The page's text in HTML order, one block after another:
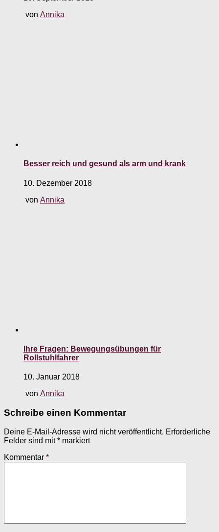
von Annika
Besser reich und gesund als arm und krank
10. Dezember 2018
von Annika
Ihre Fragen: Bewegungsübungen für
Rollstuhlfahrer
10. Januar 2018
von Annika
Schreibe einen Kommentar
Deine E-Mail-Adresse wird nicht veröffentlicht. Erforderliche
Felder sind mit* markiert
Kommentar *